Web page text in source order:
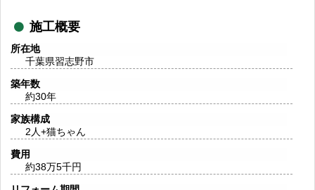
施工概要
所在地
千葉県習志野市
築年数
約30年
家族構成
2人+猫ちゃん
費用
約38万5千円